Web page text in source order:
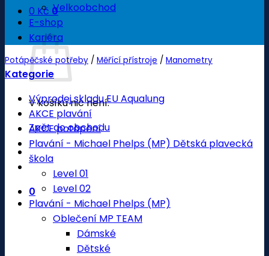
0 Kč 0
Košík
V košíku nic není.
Zpět do obchodu
0
Velkoobchod
E-shop
Kariéra
Potápěčské potřeby / Měřící přístroje / Manometry
Kategorie
Výprodej skladu EU Aqualung
AKCE plavání
AKCE potápění
Plavání - Michael Phelps (MP) Dětská plavecká
škola
Level 01
Level 02
Plavání - Michael Phelps (MP)
Oblečení MP TEAM
Dámské
Dětské